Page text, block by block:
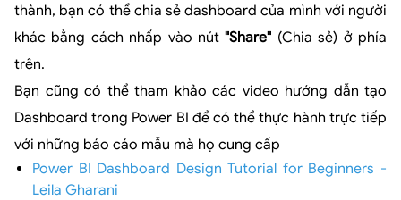
thành, bạn có thể chia sẻ dashboard của mình với người
khác bằng cách nhấp vào nút"Share" (Chia sẻ) ở phía
trên.
Bạn cũng có thể tham khảo các video hướng dẫn tạo
Dashboard trong Power BI để có thể thực hành trực tiếp
với những báo cáo mẫu mà họ cung cấp
Power BI Dashboard Design Tutorial for Beginners -
Leila Gharani